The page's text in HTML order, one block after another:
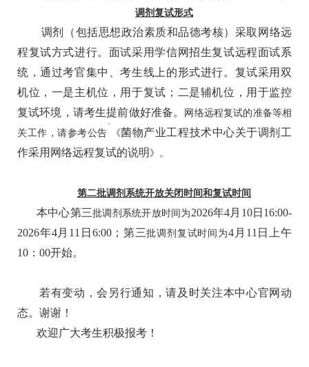
调剂复试形式
调剂 （包括思想政治素质和品德考核） 采取网络远
程复试方式进行。面试采用学信网招生复试远程面试系
统，通过考官集中、考生线上的形式进行。复试采用双
机位，一是主机位，用于复试；二是辅机位，用于监控
复试环境 ，请考生提前做好准备。
网络远程复试的准备等相
关工作，请参考公告
《菌物产业工程技术中心关于调剂工
作采用网络远程复试的说明 》 。
第二批调剂系统开放关闭时间和复试时间
本中心第三批调剂系统开放时间为 2026年4月10日16:00-
2026年4月11日6:00；第三批调剂复试时间为4月11日
上午
10： 00开始。
若有变动，会另行通知，请及时关注本中心官网动
态。谢谢！
欢迎广大考生积极报考！